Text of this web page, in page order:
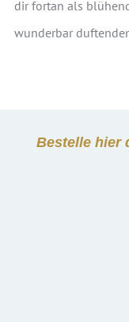
dir fortan als
wunderbar
Bestelle hier